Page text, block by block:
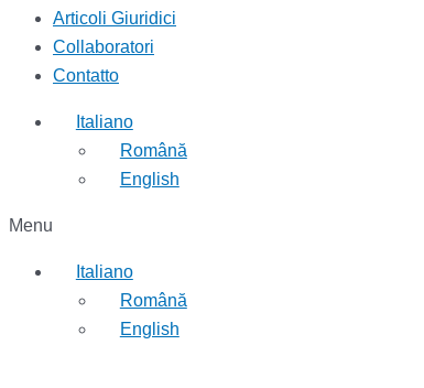
Articoli Giuridici
Collaboratori
Contatto
Italiano
Română
English
Menu
Italiano
Română
English